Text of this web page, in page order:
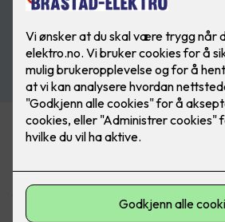
Bærekraft er blitt en del av den nye
mye nytt for mange. Alle vet hvor
fokusert og målrettet for å oppnå
har Elkonor tatt på største alvor.